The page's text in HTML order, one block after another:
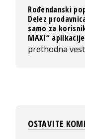
Rođendanski
Delez
samo za
MAXI“ aplikacije
prethodna vest
OSTAVITE